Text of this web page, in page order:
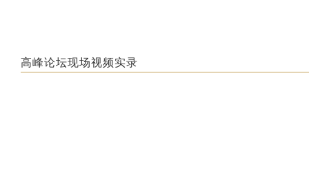
高峰论坛现场视频实录